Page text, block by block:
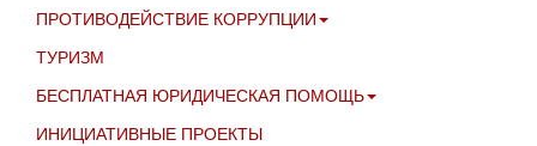
ПРОТИВОДЕЙСТВИЕ КОРРУПЦИИ
ТУРИЗМ
БЕСПЛАТНАЯ ЮРИДИЧЕСКАЯ ПОМОЩЬ
ИНИЦИАТИВНЫЕ ПРОЕКТЫ